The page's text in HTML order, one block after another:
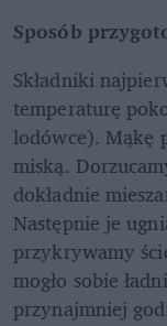
Sposób
Składniki
temperaturę
lodówce). Mąkę
miską.
dokładnie
Następnie je
przykrywamy
mogło sobie
przynajmniej